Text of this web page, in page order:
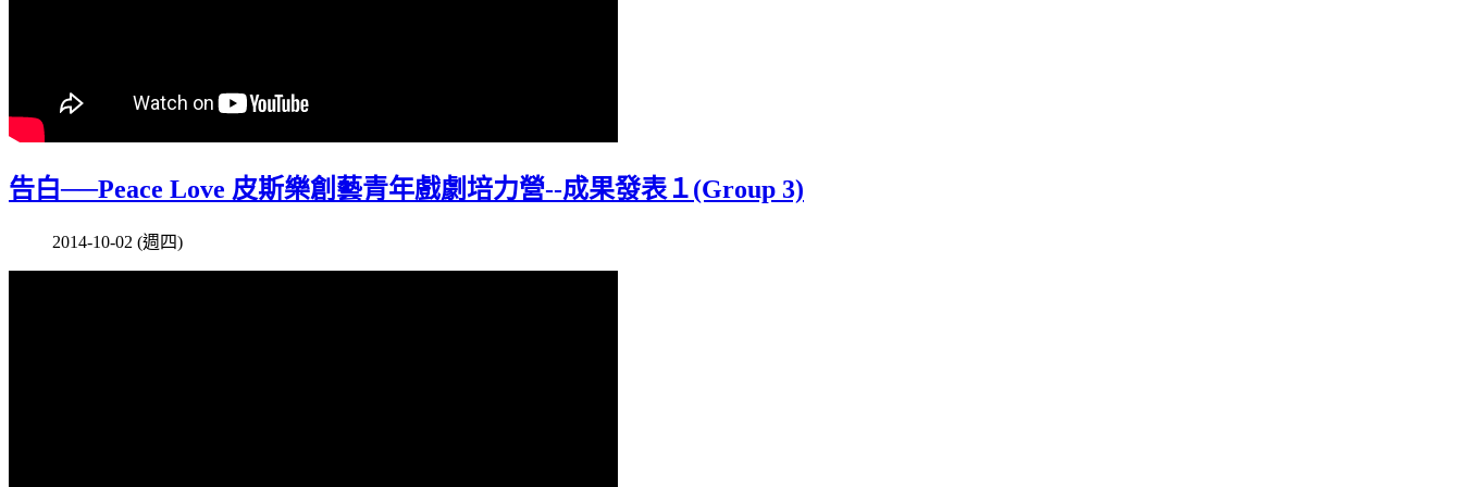
告白──Peace Love 皮斯樂創藝青年戲劇培力營--成果發表１(Group 3)
2014-10-02 (週四)